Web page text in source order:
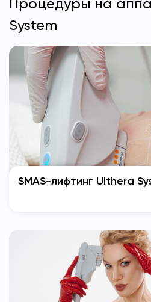
Процедуры на
System
SMAS-лифтинг Ulthera